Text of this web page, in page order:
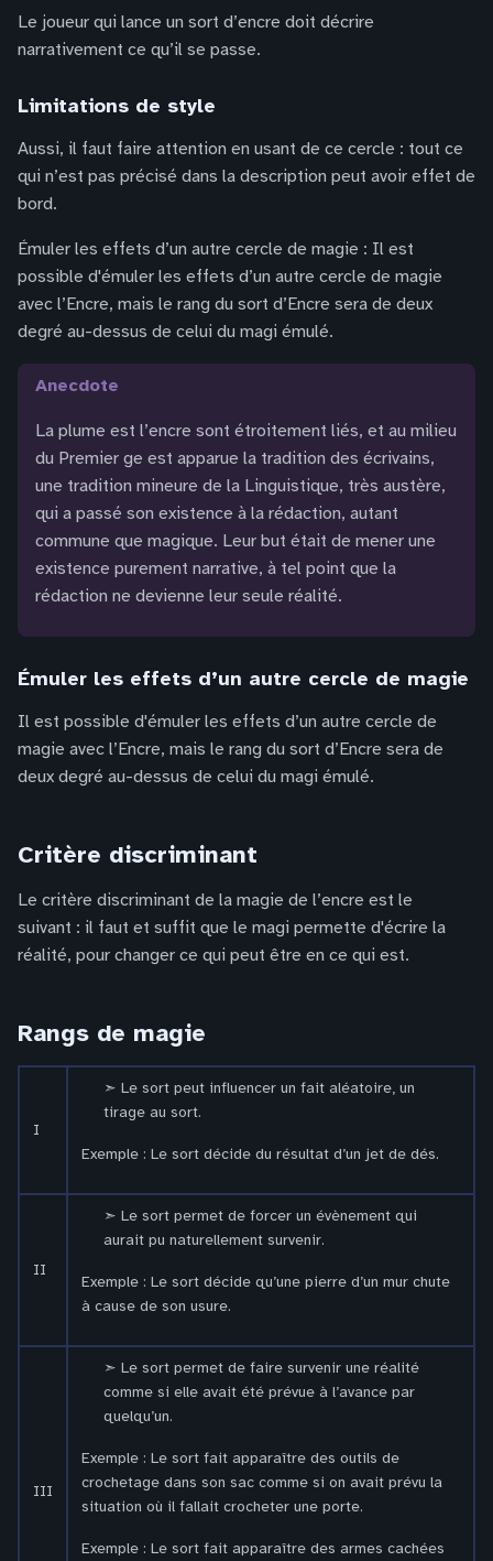
Le joueur qui lance un sort d’encre doit décrire
narrativement ce qu’il se passe.
Limitations de style
Aussi, il faut faire attention en usant de ce cercle : tout ce
qui n’est pas précisé dans la description peut avoir effet de
bord.
Émuler les effets d’un autre cercle de magie : Il est
possible d'émuler les effets d’un autre cercle de magie
avec l’Encre, mais le rang du sort d’Encre sera de deux
degré au-dessus de celui du magi émulé.
anecdote
La plume est l’encre sont étroitement liés, et au milieu
du Premier ge est apparue la tradition des écrivains,
une tradition mineure de la Linguistique, très austère,
qui a passé son existence à la rédaction, autant
commune que magique. Leur but était de mener une
existence purement narrative, à tel point que la
rédaction ne devienne leur seule réalité.
Émuler les effets d’un autre cercle de magie
Il est possible d'émuler les effets d’un autre cercle de
magie avec l’Encre, mais le rang du sort d’Encre sera de
deux degré au-dessus de celui du magi émulé.
Critère discriminant
Le critère discriminant de la magie de l’encre est le
suivant : il faut et suffit que le magi permette d'écrire la
réalité, pour changer ce qui peut être en ce qui est.
Rangs de magie
I
Le sort peut influencer un fait aléatoire, un
tirage au sort.
Exemple : Le sort décide du résultat d’un jet de dés.
II
Le sort permet de forcer un évènement qui
aurait pu naturellement survenir.
Exemple : Le sort décide qu’une pierre d’un mur chute
à cause de son usure.
III
Le sort permet de faire survenir une réalité
comme si elle avait été prévue à l’avance par
quelqu’un.
Exemple : Le sort fait apparaître des outils de
crochetage dans son sac comme si on avait prévu la
situation où il fallait crocheter une porte.
Exemple : Le sort fait apparaître des armes cachées